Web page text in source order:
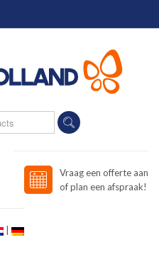
Vraag een offerte aan
of plan een afspraak!
|